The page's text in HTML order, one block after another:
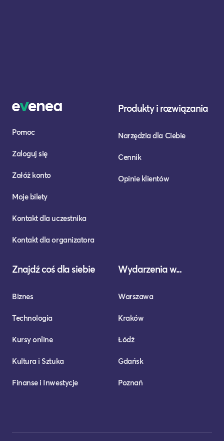
Pomoc
Zaloguj się
Załóż konto
Moje bilety
Kontakt dla uczestnika
Kontakt dla organizatora
Produkty i rozwiązania
Narzędzia dla Ciebie
Cennik
Opinie klientów
Znajdź coś dla siebie
Biznes
Technologia
Kursy online
Kultura i Sztuka
Finanse i Inwestycje
Wydarzenia w...
Warszawa
Kraków
Łódź
Gdańsk
Poznań